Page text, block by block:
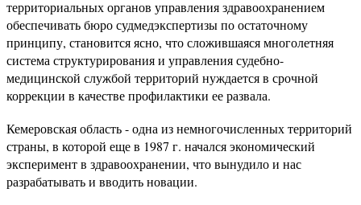
территориальных органов управления здравоохранением
обеспечивать бюро судмедэкспертизы по остаточному
принципу, становится ясно, что сложившаяся многолетняя
система структурирования и управления судебно-
медицинской службой территорий нуждается в срочной
коррекции в качестве профилактики ее развала.
Кемеровская область - одна из немногочисленных территорий
страны, в которой еще в 1987 г. начался экономический
эксперимент в здравоохранении, что вынудило и нас
разрабатывать и вводить новации.